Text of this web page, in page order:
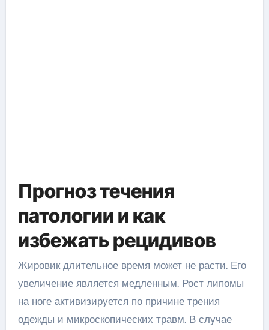
Прогноз течения
патологии и как
избежать рецидивов
Жировик длительное время может не расти. Его
увеличение является медленным. Рост липомы
на ноге активизируется по причине трения
одежды и микроскопических травм. В случае